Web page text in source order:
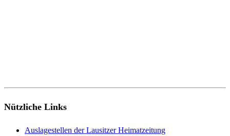
Nützliche Links
Auslagestellen der Lausitzer Heimatzeitung